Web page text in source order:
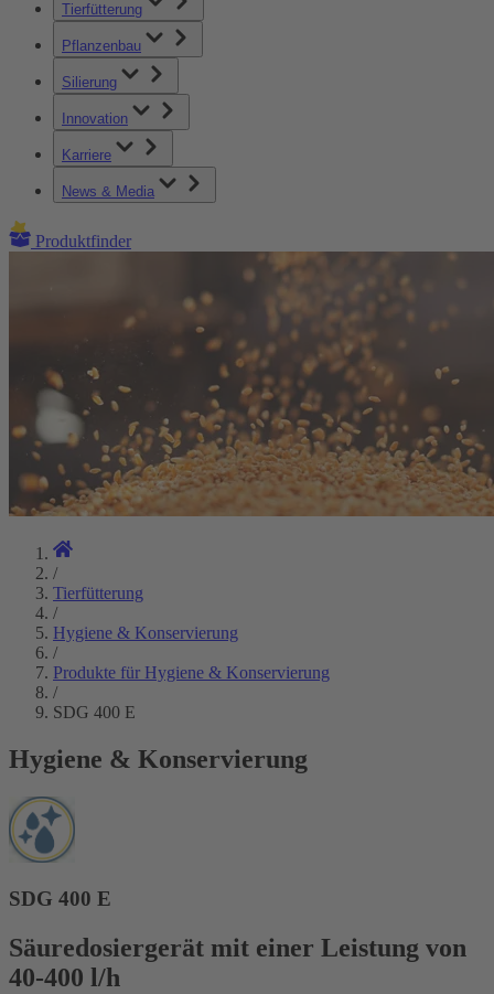
Tierfütterung
Pflanzenbau
Silierung
Innovation
Karriere
News & Media
Produktfinder
/
Tierfütterung
/
Hygiene & Konservierung
/
Produkte für Hygiene & Konservierung
/
SDG 400 E
Hygiene & Konservierung
SDG 400 E
Säuredosiergerät mit einer Leistung von
40-400 l/h